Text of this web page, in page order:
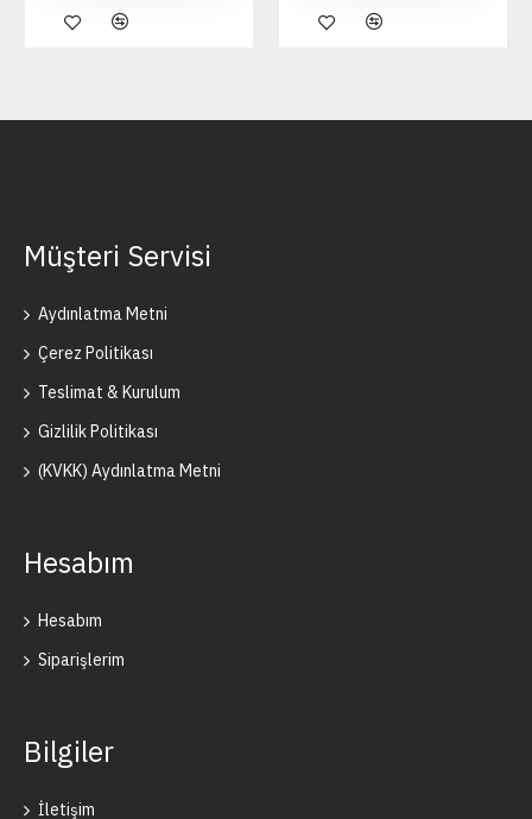
Müşteri Servisi
Aydınlatma Metni
Çerez Politikası
Teslimat & Kurulum
Gizlilik Politikası
(KVKK) Aydınlatma Metni
Hesabım
Hesabım
Siparişlerim
Bilgiler
İletişim